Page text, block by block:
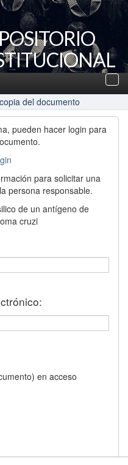
del documento
pueden hacer login para
para solicitar una
persona responsable.
de un antígeno de
cruzi
en acceso